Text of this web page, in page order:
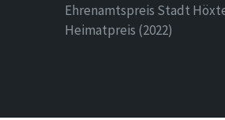
Ehrenamtspreis Stadt
Heimatpreis (2022)